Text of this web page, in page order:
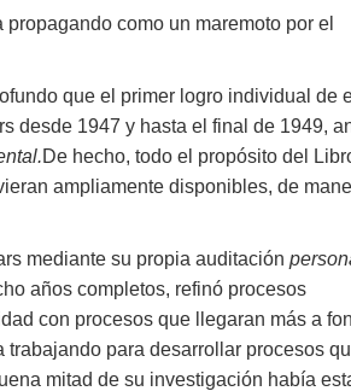
como un maremoto por el
que el primer logro individual de
desde 1947 y hasta el final de 1949,
De hecho, todo el propósito del
ampliamente disponibles, de
mediante su propia auditación
años completos, refinó procesos
con procesos que llegaran más a
trabajando para desarrollar procesos
mitad de su investigación había